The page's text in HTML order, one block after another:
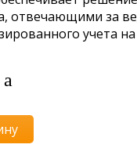
отвечающими за
учета